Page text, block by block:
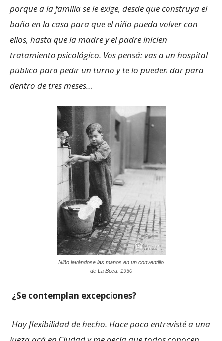
porque a la familia se le exige, desde que construya el
baño en la casa para que el niño pueda volver con
ellos, hasta que la madre y el padre inicien
tratamiento psicológico. Vos pensá: vas a un hospital
público para pedir un turno y te lo pueden dar para
dentro de tres meses…
Niño lavándose las manos en un conventillo
de La Boca, 1930
¿Se contemplan excepciones?
Hay flexibilidad de hecho. Hace poco entrevisté a una